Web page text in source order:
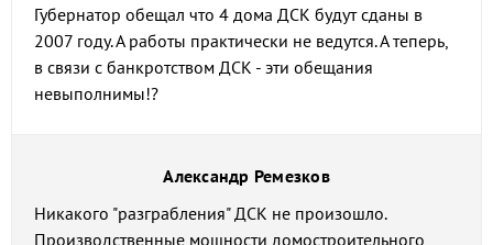
Губернатор обещал что 4 дома ДСК будут сданы в
2007 году. А работы практически не ведутся. А теперь,
в связи с банкротством ДСК - эти обещания
невыполнимы!?
Александр Ремезков
Никакого "разграбления" ДСК не произошло.
Производственные мощности домостроительного